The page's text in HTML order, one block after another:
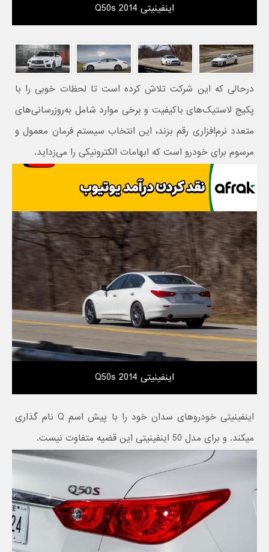
اینفینیتی Q50s 2014
درحالی‌ که این شرکت تلاش کرده است تا لحظات خوبی را با
پکیج لاستیک‌های باکیفیت و برخی موارد شامل به‌روزرسانی‌های
متعدد نرم‌افزاری رقم بزند، این انتخاب سیستم فرمان معمول و
مرسوم برای خودرو است که ابهامات الکترونیکی را می‌زداید.
اینفینیتی Q50s 2014
اینفینیتی خودروهای سدان خود را با پیش اسم Q نام گذاری
میکند. و برای مدل 50 اینفینیتی این قضیه متفاوت نیست.